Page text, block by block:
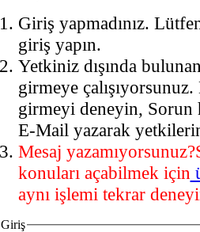
Giriş yapmadınız.
giriş yapın.
Yetkiniz dışında
girmeye
girmeyi deneyin, Sorun
E-Mail yazarak
Mesaj
konuları açabilmek için
aynı işlemi tekrar
Giriş